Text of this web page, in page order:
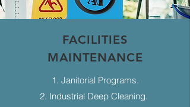
FACILITIES
MAINTENANCE
1. Janitorial Programs.
2. Industrial Deep Cleaning.